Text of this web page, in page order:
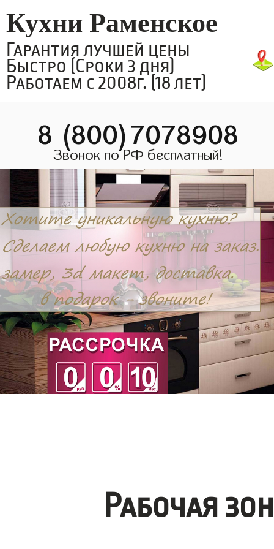
Кухни Раменское
Гарантия лучшей цены
Быстро (Сроки 3 дня)
Работаем с 2008г. (18 лет)
8 (800)7078908
Звонок по РФ бесплатный!
Рабочая